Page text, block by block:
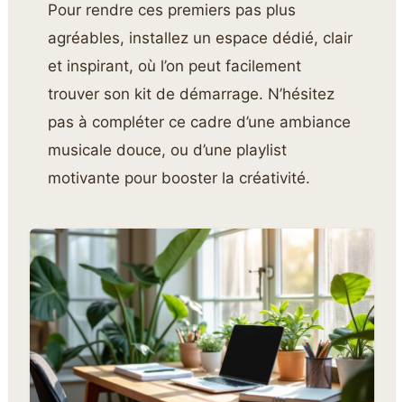
Pour rendre ces premiers pas plus
agréables, installez un espace dédié, clair
et inspirant, où l’on peut facilement
trouver son kit de démarrage. N’hésitez
pas à compléter ce cadre d’une ambiance
musicale douce, ou d’une playlist
motivante pour booster la créativité.